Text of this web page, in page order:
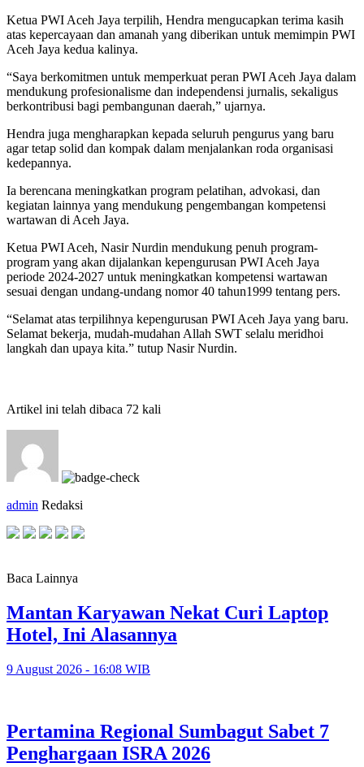
Ketua PWI Aceh Jaya terpilih, Hendra mengucapkan terima kasih
atas kepercayaan dan amanah yang diberikan untuk memimpin PWI
Aceh Jaya kedua kalinya.
“Saya berkomitmen untuk memperkuat peran PWI Aceh Jaya dalam
mendukung profesionalisme dan independensi jurnalis, sekaligus
berkontribusi bagi pembangunan daerah,” ujarnya.
Hendra juga mengharapkan kepada seluruh pengurus yang baru
agar tetap solid dan kompak dalam menjalankan roda organisasi
kedepannya.
Ia berencana meningkatkan program pelatihan, advokasi, dan
kegiatan lainnya yang mendukung pengembangan kompetensi
wartawan di Aceh Jaya.
Ketua PWI Aceh, Nasir Nurdin mendukung penuh program-
program yang akan dijalankan kepengurusan PWI Aceh Jaya
periode 2024-2027 untuk meningkatkan kompetensi wartawan
sesuai dengan undang-undang nomor 40 tahun1999 tentang pers.
“Selamat atas terpilihnya kepengurusan PWI Aceh Jaya yang baru.
Selamat bekerja, mudah-mudahan Allah SWT selalu meridhoi
langkah dan upaya kita.” tutup Nasir Nurdin.
Artikel ini telah dibaca 72 kali
admin Redaksi
Baca Lainnya
Mantan Karyawan Nekat Curi Laptop
Hotel, Ini Alasannya
9 August 2026 - 16:08 WIB
Pertamina Regional Sumbagut Sabet 7
Penghargaan ISRA 2026